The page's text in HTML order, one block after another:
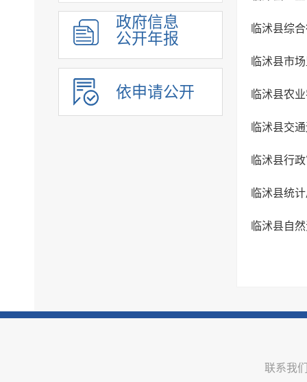
重点领域
人事信息
政务公开保障机制
公共企事业单位信息公开
政府信息
公开年报
依申请公开
临沭县综
临沭县市
临沭县农
临沭县交
临沭县行
临沭县统
临沭县自
联系我